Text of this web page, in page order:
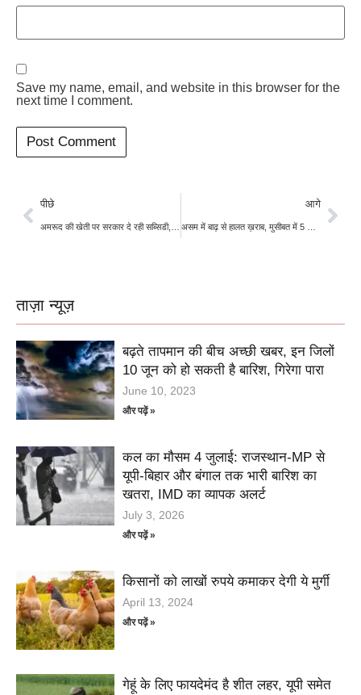
Save my name, email, and website in this browser for the
next time I comment.
पीछे आगे
ताज़ा न्यूज़
बढ़ते तापमान की बीच अच्छी खबर, इन जिलों
10 जून को हो सकती है बारिश, गिरेगा पारा
June 10, 2023
और पढ़ें »
कल का मौसम 4 जुलाई: राजस्थान-MP से
यूपी-बिहार और बंगाल तक भारी बारिश का
खतरा, IMD का व्यापक अलर्ट
July 3, 2026
और पढ़ें »
किसानों को लाखों रुपये कमाकर देगी ये मुर्गी
April 13, 2024
और पढ़ें »
गेहूं के लिए फायदेमंद है शीत लहर, यूपी समेत